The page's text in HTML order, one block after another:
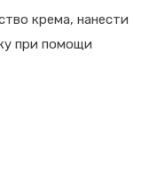
крема, нанести
при помощи